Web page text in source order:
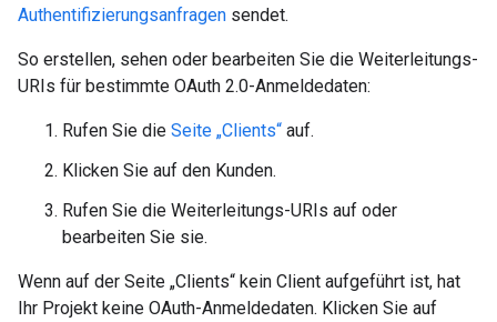
Authentifizierungsanfragen sendet.
So erstellen, sehen oder bearbeiten Sie die Weiterleitungs-
URIs für bestimmte OAuth 2.0-Anmeldedaten:
Rufen Sie die Seite „Clients“ auf.
Klicken Sie auf den Kunden.
Rufen Sie die Weiterleitungs-URIs auf oder
bearbeiten Sie sie.
Wenn auf der Seite „Clients“ kein Client aufgeführt ist, hat
Ihr Projekt keine OAuth-Anmeldedaten. Klicken Sie auf